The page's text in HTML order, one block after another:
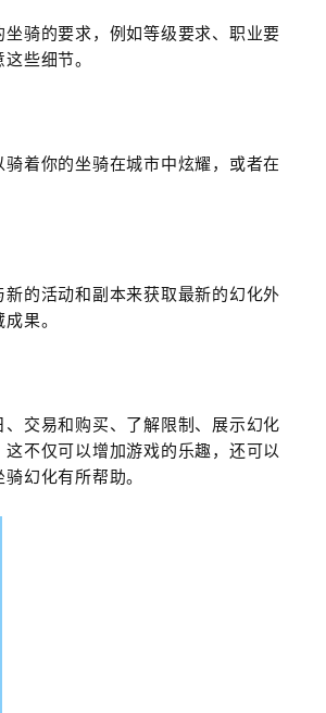
骑的要求，例如等级要求、职业要
些细节。
着你的坐骑在城市中炫耀，或者在
的活动和副本来获取最新的幻化外
果。
交易和购买、了解限制、展示幻化
不仅可以增加游戏的乐趣，还可以
幻化有所帮助。